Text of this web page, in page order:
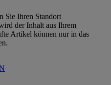
Sie Ihren Standort
der Inhalt aus Ihrem
Artikel können nur in das